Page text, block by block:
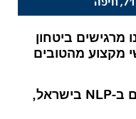
מרגישים ביטחון
מקצוע מהטובים
זו הסיבה בזכותה רוב העוסקים ב-NLP בישראל,